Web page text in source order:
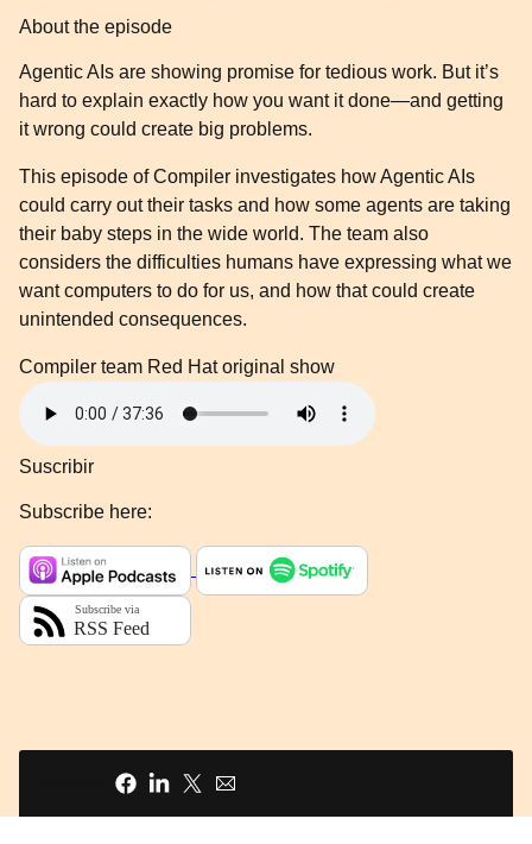
About the episode
Agentic AIs are showing promise for tedious work. But it’s
hard to explain exactly how you want it done—and getting
it wrong could create big problems.
This episode of Compiler investigates how Agentic AIs
could carry out their tasks and how some agents are taking
their baby steps in the wide world. The team also
considers the difficulties humans have expressing what we
want computers to do for us, and how that could create
unintended consequences.
Compiler team Red Hat original show
Suscribir
Subscribe here: